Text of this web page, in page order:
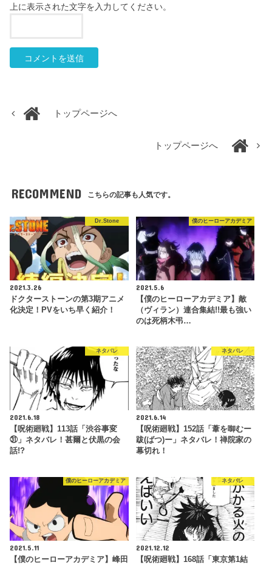
上に表示された文字を入力してください。
トップページへ
トップページへ
RECOMMEND こちらの記事も人気です。
Dr.Stone
2021.3.26
ドクターストーンの第3期アニメ
化決定！PVをいち早く紹介！
僕のヒーローアカデミア
2021.5.6
【僕のヒーローアカデミア】敵
（ヴィラン）連合集結!!最も強い
のは死柄木弔…
ネタバレ
2021.6.18
【呪術廻戦】113話「渋谷事変
㉛」ネタバレ！甚爾と伏黒の会
話!?
ネタバレ
2021.6.14
【呪術廻戦】152話「葦を啣むー
跋(ばつ)ー」ネタバレ！禅院家の
幕切れ！
僕のヒーローアカデミア
2021.5.11
【僕のヒーローアカデミア】峰田
ネタバレ
2021.12.12
【呪術廻戦】168話「東京第1結